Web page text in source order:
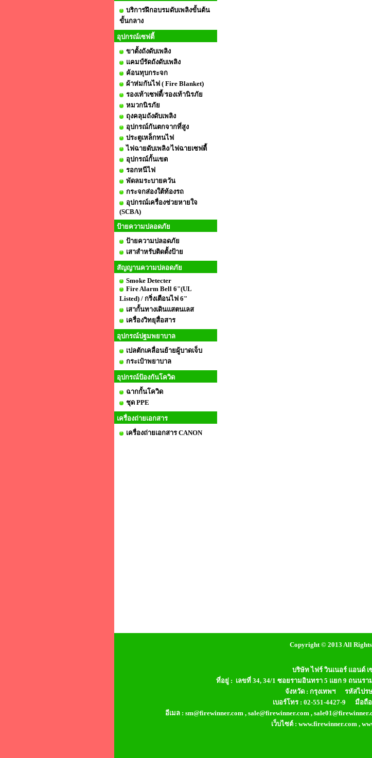
บริการฝึกอบรมดับเพลิงขั้นต้น
ขั้นกลาง
อุปกรณ์เซฟตี้
ขาตั้งถังดับเพลิง
แคมป์รัดถังดับเพลิง
ค้อนทุบกระจก
ผ้าห่มกันไฟ ( Fire Blanket)
รองเท้าเซฟตี้/รองเท้านิรภัย
หมวกนิรภัย
ถุงคลุมถังดับเพลิง
อุปกรณ์กันตกจากที่สูง
ประตูเหล็กทนไฟ
ไฟฉายดับเพลิง/ไฟฉายเซฟตี้
อุปกรณ์กั้นเขต
รอกหนีไฟ
พัดลมระบายควัน
กระจกส่องใต้ท้องรถ
อุปกรณ์เครื่องช่วยหายใจ
(SCBA)
ป้ายความปลอดภัย
ป้ายความปลอดภัย
เสาสำหรับติดตั้งป้าย
สัญญานความปลอดภัย
Smoke Detecter
Fire Alarm Bell 6"(UL
Listed) / กริ่งเตือนไฟ 6"
เสากั้นทางเดินแสตนเลส
เครื่องวิทยุสื่อสาร
อุปกรณ์ปฐมพยาบาล
เปลตักเคลื่อนย้ายผู้บาดเจ็บ
กระเป๋าพยาบาล
อุปกรณ์ป้องกันโควิด
ฉากกั้นโควิด
ชุด PPE
เครื่องถ่ายเอกสาร
เครื่องถ่ายเอกสาร CANON
Copyright © 2013 All Rights
บริษัท ไฟร์ วินเนอร์ แอนด์
ที่อยู่ : เลขที่ 34, 34/1 ซอยรามอินทรา 5 แยก 9 ถนนรา
จังหวัด : กรุงเทพฯ รหัสไปร
เบอร์โทร : 02-551-4427-9 มือถือ
อีเมล : sm@firewinner.com , sale@firewinner.com ,
เว็บไซต์ : www.firewinner.com ,